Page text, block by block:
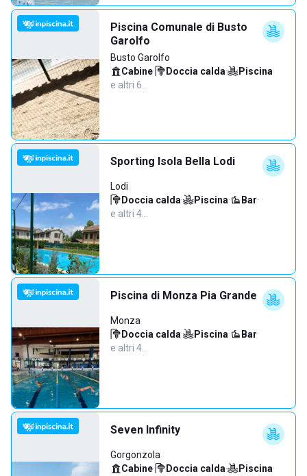
Piscina Comunale di Busto
Garolfo
Busto Garolfo
Cabine· Doccia calda· Piscina·
e altri 6…
Sporting Isola Bella Lodi
Lodi
Doccia calda· Piscina· Bar·
e altri 4…
Piscina di Monza Pia Grande
Monza
Doccia calda· Piscina· Bar·
e altri 4…
Seven Infinity
Gorgonzola
Cabine· Doccia calda· Piscina·